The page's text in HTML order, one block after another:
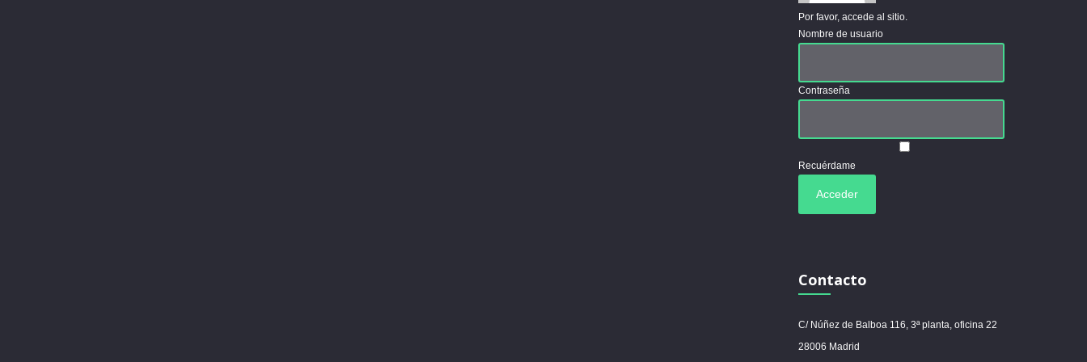
Por favor, accede al sitio.
Nombre de usuario
Contraseña
Recuérdame
Contacto
C/ Núñez de Balboa 116, 3ª planta, oficina 22
28006 Madrid